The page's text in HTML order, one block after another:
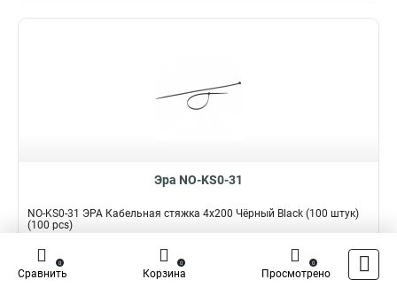
Эра NO-KS0-31
NO-KS0-31 ЭРА Кабельная стяжка 4x200 Чёрный Black (100 штук)
(100 pcs)
Подробнее Сравнить
Наличие:
Сравнить
0
Корзина
0
Просмотрено
0